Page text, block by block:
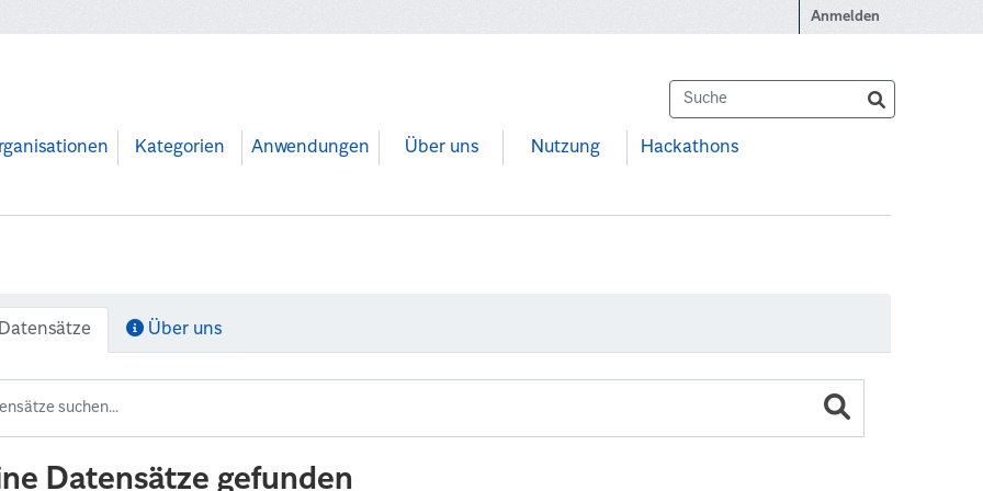
Anmelden
Kategorien Anwendungen Über uns Nutzung Hackathons
Über uns
Datensätze gefunden